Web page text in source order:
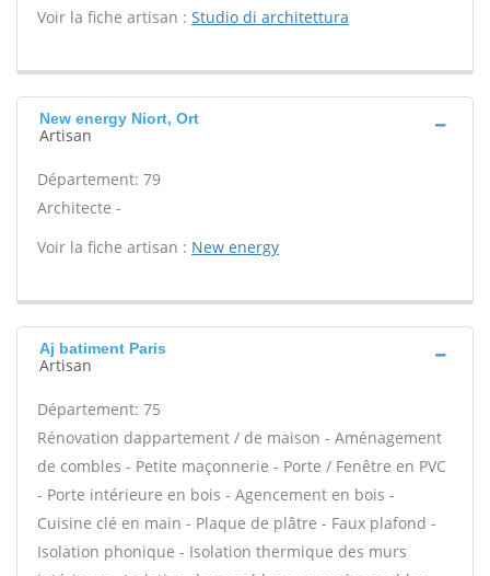
Voir la fiche artisan : Studio di architettura
New energy Niort, Ort
Artisan
Département: 79
Architecte -
Voir la fiche artisan : New energy
Aj batiment Paris
Artisan
Département: 75
Rénovation dappartement / de maison - Aménagement
de combles - Petite maçonnerie - Porte / Fenêtre en PVC
- Porte intérieure en bois - Agencement en bois -
Cuisine clé en main - Plaque de plâtre - Faux plafond -
Isolation phonique - Isolation thermique des murs